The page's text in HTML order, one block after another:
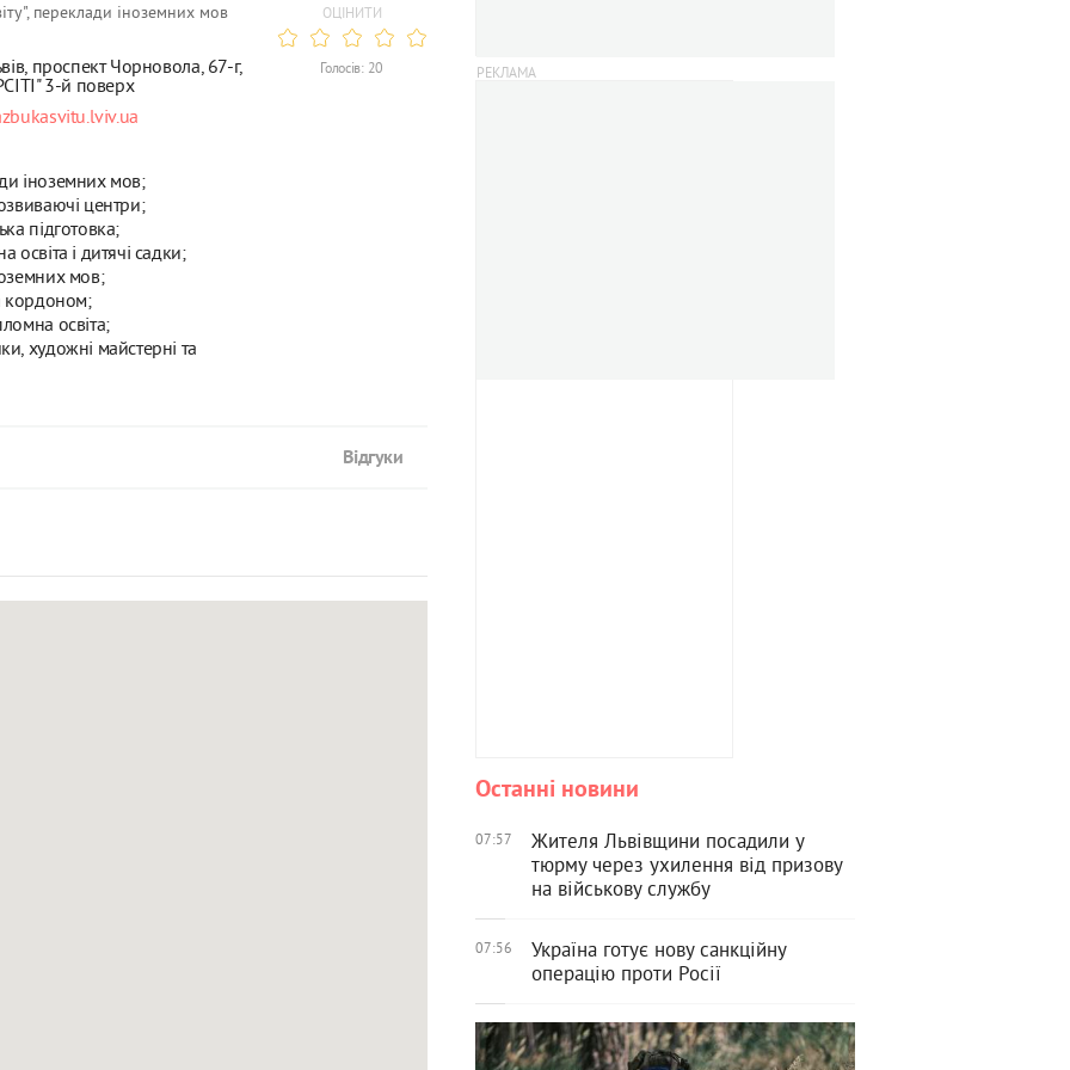
переклади іноземних мов
проспект Чорновола, 67-г,
3-й поверх
іноземних мов;
центри;
підготовка;
освіта і дитячі садки;
мов;
кордоном;
освіта;
художні майстерні та
ОЦІНИТИ
Голосів: 20
Відгуки
Останні новини
07:57
Жителя Львівщини посадили у
тюрму через ухилення від призову
на військову службу
07:56
Україна готує нову санкційну
операцію проти Росії